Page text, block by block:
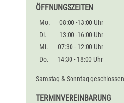
ÖFFNUNGSZEITEN
Mo.
08:00 -13:00 Uhr
Di.
13:00 -16:00 Uhr
Mi.
07:30 - 12:00 Uhr
Do.
14:30 - 18:00 Uhr
Samstag & Sonntag geschlossen
TERMINVEREINBARUNG